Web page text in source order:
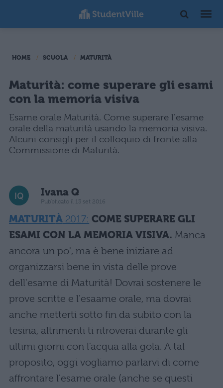
HOME SCUOLA MATURITÀ
Maturità: come superare gli esami
con la memoria visiva
Esame orale Maturità. Come superare l'esame
orale della maturità usando la memoria visiva.
Alcuni consigli per il colloquio di fronte alla
Commissione di Maturità.
Ivana Q
Pubblicato il 13 set 2016
MATURITÀ2017: COME SUPERARE GLI
ESAMI CON LA MEMORIA VISIVA. Manca
ancora un po', ma è bene iniziare ad
organizzarsi bene in vista delle prove
dell'esame di Maturità! Dovrai sostenere le
prove scritte e l'esaame orale, ma dovrai
anche metterti sotto fin da subito con la
tesina, altrimenti ti ritroverai durante gli
ultimi giorni con l'acqua alla gola. A tal
proposito, oggi vogliamo parlarvi di come
affrontare l'esame orale (anche se questi